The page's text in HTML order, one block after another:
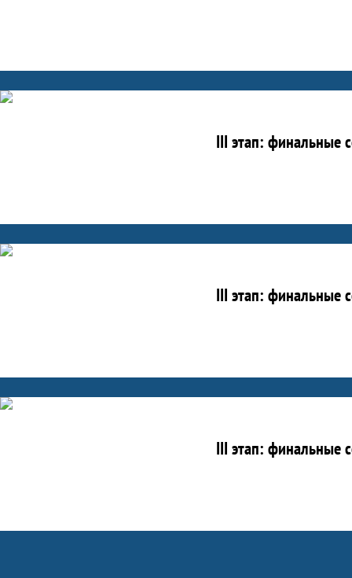
III этап: финальные
III этап: финальные
III этап: финальные